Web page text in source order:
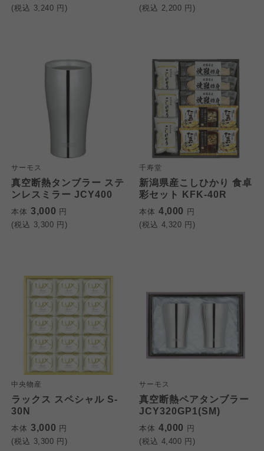
(税込 3,240 円)
(税込 2,200 円)
サーモス
真空断熱タンブラー ステ
ンレスミラー JCY400
本体 3,000 円
(税込 3,300 円)
千寿堂
新潟県産こしひかり 食卓
彩セット KFK-40R
本体 4,000 円
(税込 4,320 円)
中央物産
ラックス スペシャル S-
30N
本体 3,000 円
(税込 3,300 円)
サーモス
真空断熱ペアタンブラー
JCY320GP1(SM)
本体 4,000 円
(税込 4,400 円)